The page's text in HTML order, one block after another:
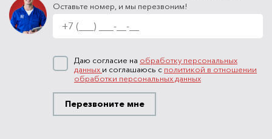
Оставьте номер, и мы перезвоним!
Даю согласие на обработку персональных
данных и соглашаюсь с политикой в отношении
обработки персональных данных
Перезвоните мне